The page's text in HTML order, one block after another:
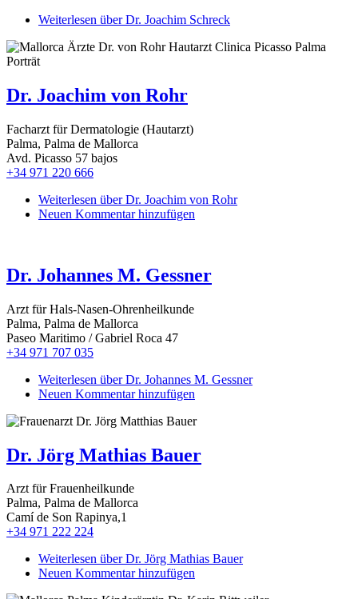
Weiterlesen über Dr. Joachim Schreck
Dr. Joachim von Rohr
Facharzt für Dermatologie (Hautarzt)
Palma, Palma de Mallorca
Avd. Picasso 57 bajos
+34 971 220 666
Weiterlesen über Dr. Joachim von Rohr
Neuen Kommentar hinzufügen
Dr. Johannes M. Gessner
Arzt für Hals-Nasen-Ohrenheilkunde
Palma, Palma de Mallorca
Paseo Maritimo / Gabriel Roca 47
+34 971 707 035
Weiterlesen über Dr. Johannes M. Gessner
Neuen Kommentar hinzufügen
Dr. Jörg Mathias Bauer
Arzt für Frauenheilkunde
Palma, Palma de Mallorca
Camí de Son Rapinya,1
+34 971 222 224
Weiterlesen über Dr. Jörg Mathias Bauer
Neuen Kommentar hinzufügen